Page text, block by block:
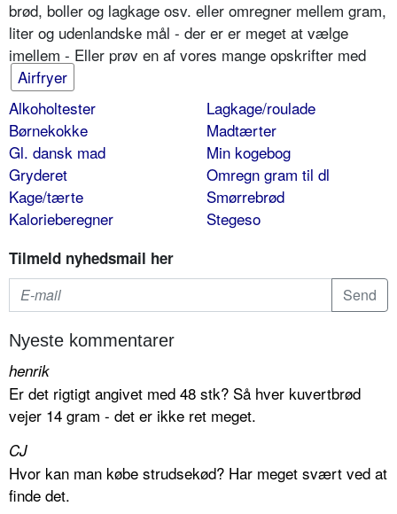
brød, boller og lagkage osv. eller omregner mellem gram,
liter og udenlandske mål - der er er meget at vælge
imellem - Eller prøv en af vores mange opskrifter med
Airfryer
Alkoholtester
Børnekokke
Gl. dansk mad
Gryderet
Kage/tærte
Kalorieberegner
Lagkage/roulade
Madtærter
Min kogebog
Omregn gram til dl
Smørrebrød
Stegeso
Tilmeld nyhedsmail her
Nyeste kommentarer
henrik
Er det rigtigt angivet med 48 stk? Så hver kuvertbrød
vejer 14 gram - det er ikke ret meget.
CJ
Hvor kan man købe strudsekød? Har meget svært ved at
finde det.